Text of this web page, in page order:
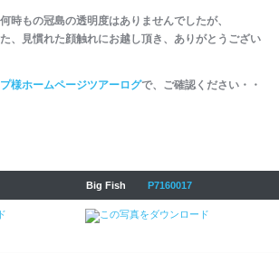
時もの冠島の透明度はありませんでしたが、
、見慣れた顔触れにお越し頂き、ありがとうござい
様ホームページツアーログで、ご確認ください・・
Big Fish P7160017